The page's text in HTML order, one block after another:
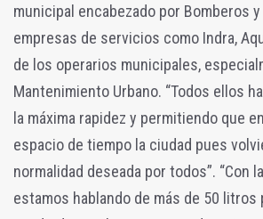
municipal encabezado por Bomberos
empresas de servicios como Indra,
de los operarios municipales,
Mantenimiento Urbano. “Todos ellos
la máxima rapidez y permitiendo que
espacio de tiempo la ciudad pues
normalidad deseada por todos”. “Con
estamos hablando de más de 50 litros